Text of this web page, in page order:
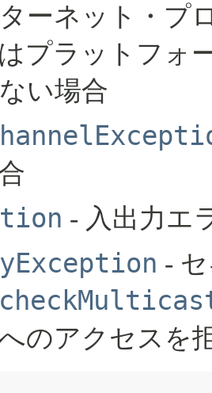
ーネット・プ
プラットフォ
い場合
- 入出力エ
-
のアクセスを